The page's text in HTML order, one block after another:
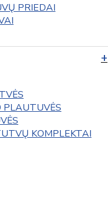
PRIEDAI
PLAUTUVĖS
KOMPLEKTAI